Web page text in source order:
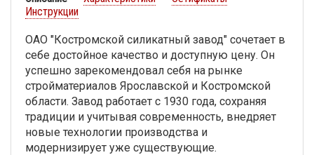
Инструкции
ОАО "Костромской силикатный завод" сочетает в
себе достойное качество и доступную цену. Он
успешно зарекомендовал себя на рынке
стройматериалов Ярославской и Костромской
области. Завод работает с 1930 года, сохраняя
традиции и учитывая современность, внедряет
новые технологии производства и
модернизирует уже существующие.